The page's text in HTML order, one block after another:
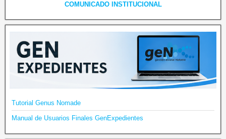
COMUNICADO INSTITUCIONAL
Tutorial Genus Nomade
Manual de Usuarios Finales GenExpedientes